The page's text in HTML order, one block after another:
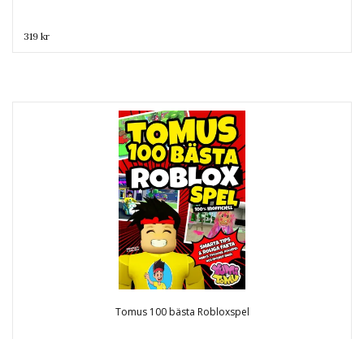
319 kr
Tomus 100 bästa Robloxspel